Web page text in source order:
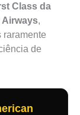
Class da
Airways,
raramente
de